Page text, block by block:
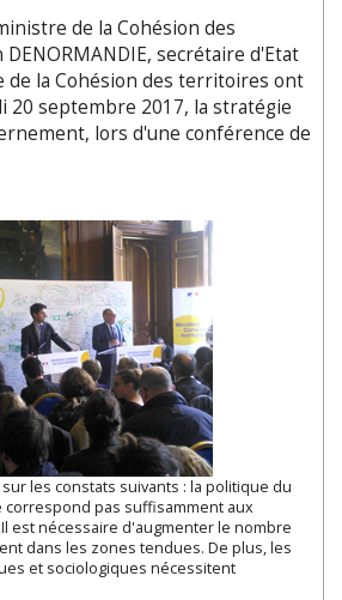
de la Cohésion des
secrétaire d'Etat
de la Cohésion des territoires ont
20 septembre 2017, la stratégie
lors d'une conférence de
les constats suivants : la politique du
correspond pas suffisamment aux
est nécessaire d'augmenter le nombre
dans les zones tendues. De plus, les
et sociologiques nécessitent